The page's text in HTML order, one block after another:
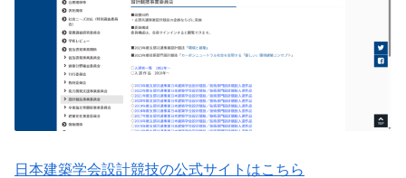
日本建築学会設計競技の公式サイトはこちら